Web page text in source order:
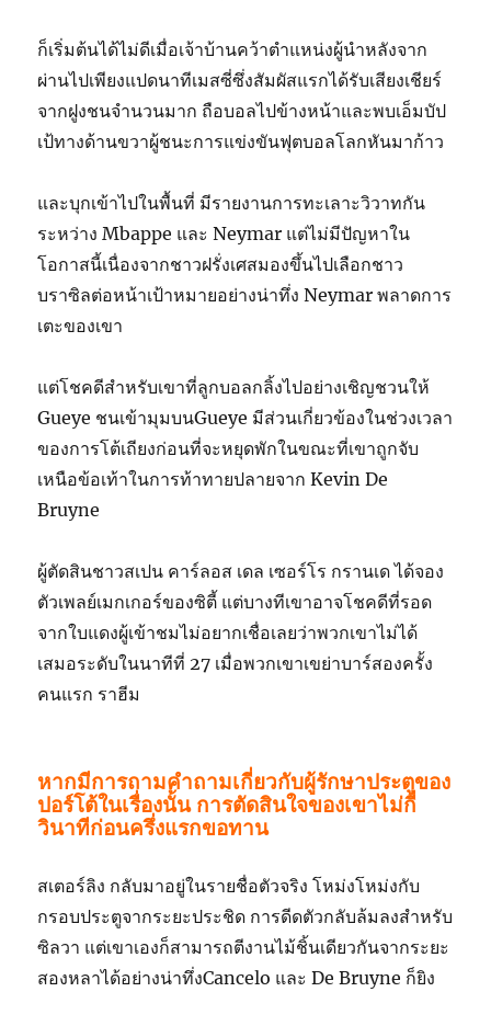
ก็เริ่มต้นได้ไม่ดีเมื่อเจ้าบ้านคว้าตำแหน่งผู้นำหลังจาก
ผ่านไปเพียงแปดนาทีเมสซี่ซึ่งสัมผัสแรกได้รับเสียงเชียร์
จากฝูงชนจำนวนมาก ถือบอลไปข้างหน้าและพบเอ็มบัป
เป้ทางด้านขวาผู้ชนะการแข่งขันฟุตบอลโลกหันมาก้าว
และบุกเข้าไปในพื้นที่ มีรายงานการทะเลาะวิวาทกัน
ระหว่าง Mbappe และ Neymar แต่ไม่มีปัญหาใน
โอกาสนี้เนื่องจากชาวฝรั่งเศสมองขึ้นไปเลือกชาว
บราซิลต่อหน้าเป้าหมายอย่างน่าทึ่ง Neymar พลาดการ
เตะของเขา
แต่โชคดีสำหรับเขาที่ลูกบอลกลิ้งไปอย่างเชิญชวนให้
Gueye ชนเข้ามุมบนGueye มีส่วนเกี่ยวข้องในช่วงเวลา
ของการโต้เถียงก่อนที่จะหยุดพักในขณะที่เขาถูกจับ
เหนือข้อเท้าในการท้าทายปลายจาก Kevin De
Bruyne
ผู้ตัดสินชาวสเปน คาร์ลอส เดล เซอร์โร กรานเด ได้จอง
ตัวเพลย์เมกเกอร์ของซิตี้ แต่บางทีเขาอาจโชคดีที่รอด
จากใบแดงผู้เข้าชมไม่อยากเชื่อเลยว่าพวกเขาไม่ได้
เสมอระดับในนาทีที่ 27 เมื่อพวกเขาเขย่าบาร์สองครั้ง
คนแรก ราฮีม
หากมีการถามคำถามเกี่ยวกับผู้รักษาประตูของ
ปอร์โต้ในเรื่องนั้น การตัดสินใจของเขาไม่กี่
วินาทีก่อนครึ่งแรกขอทาน
สเตอร์ลิง กลับมาอยู่ในรายชื่อตัวจริง โหม่งโหม่งกับ
กรอบประตูจากระยะประชิด การดีดตัวกลับล้มลงสำหรับ
ซิลวา แต่เขาเองก็สามารถตีงานไม้ชิ้นเดียวกันจากระยะ
สองหลาได้อย่างน่าทึ่งCancelo และ De Bruyne ก็ยิง